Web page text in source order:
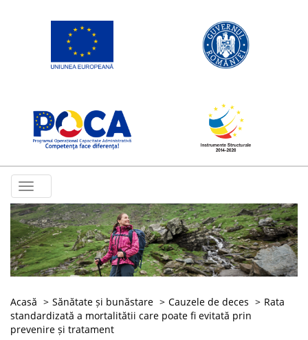
Toggle
navigation
Acasă Sănătate și bunăstare Cauzele de deces
Rata
standardizată a mortalitătii care poate fi evitată prin
prevenire și tratament